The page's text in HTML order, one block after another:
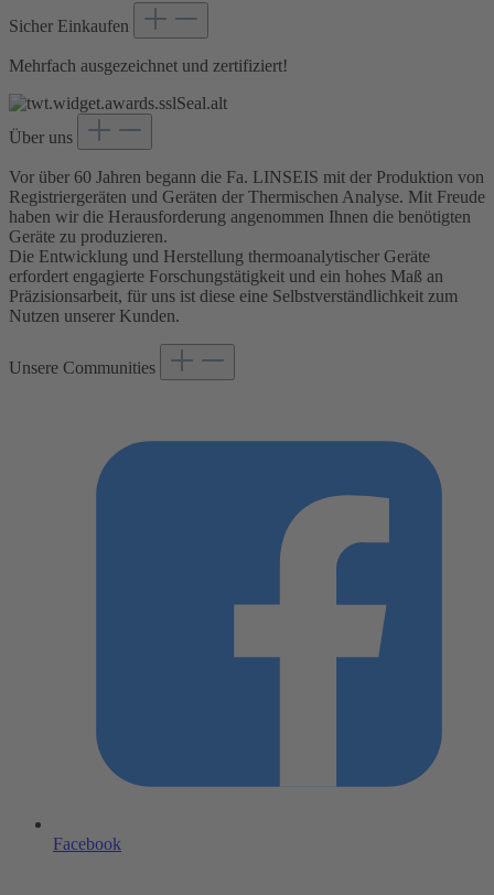
Sicher Einkaufen
Mehrfach ausgezeichnet und zertifiziert!
Über uns
Vor über 60 Jahren begann die Fa. LINSEIS mit der Produktion von
Registriergeräten und Geräten der Thermischen Analyse. Mit Freude
haben wir die Herausforderung angenommen Ihnen die benötigten
Geräte zu produzieren.
Die Entwicklung und Herstellung thermoanalytischer Geräte
erfordert engagierte Forschungstätigkeit und ein hohes Maß an
Präzisionsarbeit, für uns ist diese eine Selbstverständlichkeit zum
Nutzen unserer Kunden.
Unsere Communities
Facebook